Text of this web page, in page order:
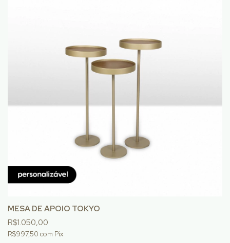
MESA DE APOIO TOKYO
R$1.050,00
R$997,50 com Pix